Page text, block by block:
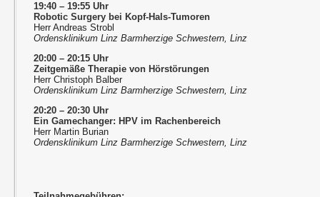
19:40 – 19:55 Uhr
Robotic Surgery bei Kopf-Hals-Tumoren
Herr Andreas Strobl
Ordensklinikum Linz Barmherzige Schwestern, Linz
20:00 – 20:15 Uhr
Zeitgemäße Therapie von Hörstörungen
Herr Christoph Balber
Ordensklinikum Linz Barmherzige Schwestern, Linz
20:20 – 20:30 Uhr
Ein Gamechanger: HPV im Rachenbereich
Herr Martin Burian
Ordensklinikum Linz Barmherzige Schwestern, Linz